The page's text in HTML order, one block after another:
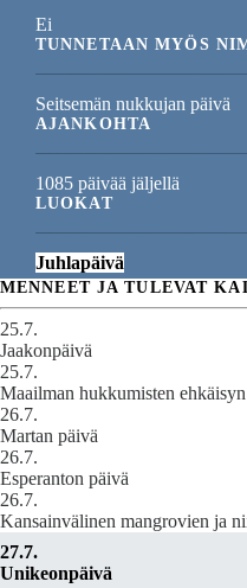
Ei
TUNNETAAN MYÖS
Seitsemän nukkujan päivä
AJANKOHTA
1085 päivää jäljellä
LUOKAT
Juhlapäivä
MENNEET JA TULEVAT
25.7.
Jaakonpäivä
25.7.
Maailman hukkumisten
26.7.
Martan päivä
26.7.
Esperanton päivä
26.7.
Kansainvälinen mangrovien ja
27.7.
Unikeonpäivä